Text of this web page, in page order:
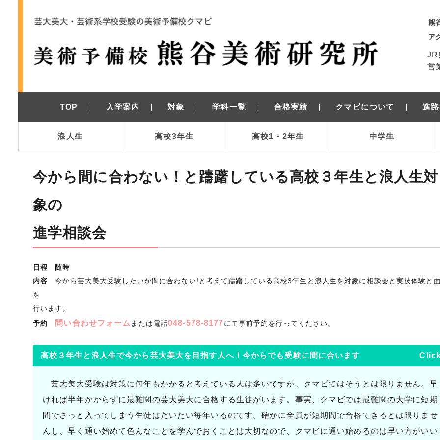
熊
ア
JR
営
TOP 入学案内 対象 学科一覧 合格実績 クマビについて 進
浪人生 高校3年生 高校1・2年生 中学生
今から間に合わない！と躊躇している高校３年生と浪人生対
象の
進学相談会
日程 随時
内容 今から芸大美大受験したいが間に合わない!と考えて躊躇している高校3年生と浪人生を対象に相談会と実技体験と
を
行います。
予約
問い合わせフォーム または電話048-578-8177 にて事前予約を行ってください。
高校３年生と浪人生で今から芸大美大を目指す人へ！今からでも受験に間に合います
芸大美大受験は対策に何年もかかると考えている人は多いですが、クマビではそうとは限りません。早
ければ半年かからずに最難関の芸大美大に合格する生徒がいます。事実、クマビでは最難関の大学に短期
間でさっと入ってしまう生徒はだいたい毎年いるのです。確かに全員が短期間で合格できるとは限りませ
んし、早く通い始めて色んなことを学んでおくことは大切なので、クマビに通い始めるのは早い方がいい